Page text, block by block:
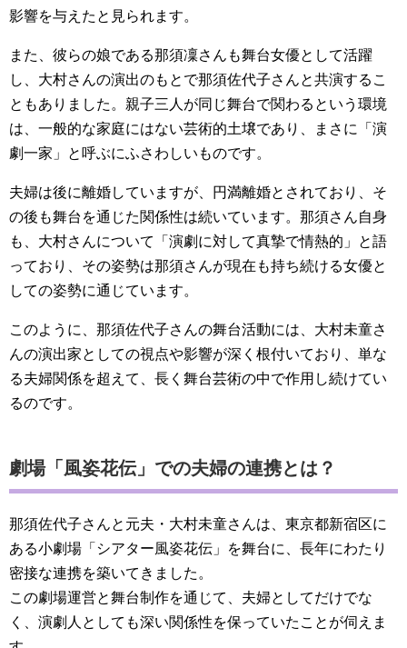
影響を与えたと見られます。
また、彼らの娘である那須凜さんも舞台女優として活躍
し、大村さんの演出のもとで那須佐代子さんと共演するこ
ともありました。親子三人が同じ舞台で関わるという環境
は、一般的な家庭にはない芸術的土壌であり、まさに「演
劇一家」と呼ぶにふさわしいものです。
夫婦は後に離婚していますが、円満離婚とされており、そ
の後も舞台を通じた関係性は続いています。那須さん自身
も、大村さんについて「演劇に対して真摯で情熱的」と語
っており、その姿勢は那須さんが現在も持ち続ける女優と
しての姿勢に通じています。
このように、那須佐代子さんの舞台活動には、大村未童さ
んの演出家としての視点や影響が深く根付いており、単な
る夫婦関係を超えて、長く舞台芸術の中で作用し続けてい
るのです。
劇場「風姿花伝」での夫婦の連携とは？
那須佐代子さんと元夫・大村未童さんは、東京都新宿区に
ある小劇場「シアター風姿花伝」を舞台に、長年にわたり
密接な連携を築いてきました。
この劇場運営と舞台制作を通じて、夫婦としてだけでな
く、演劇人としても深い関係性を保っていたことが伺えま